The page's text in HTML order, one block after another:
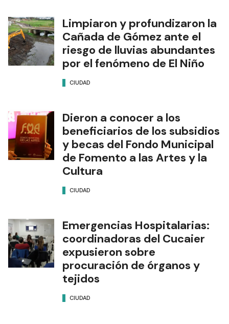
Limpiaron y profundizaron la
Cañada de Gómez ante el
riesgo de lluvias abundantes
por el fenómeno de El Niño
CIUDAD
Dieron a conocer a los
beneficiarios de los subsidios
y becas del Fondo Municipal
de Fomento a las Artes y la
Cultura
CIUDAD
Emergencias Hospitalarias:
coordinadoras del Cucaier
expusieron sobre
procuración de órganos y
tejidos
CIUDAD